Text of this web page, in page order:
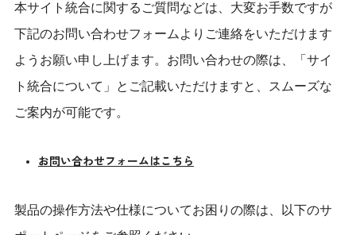
本サイト統合に関するご質問などは、大変お手数ですが
下記のお問い合わせフォームよりご連絡をいただけます
ようお願い申し上げます。お問い合わせの際は、「サイ
ト統合について」とご記載いただけますと、スムーズな
ご案内が可能です。
お問い合わせフォームはこちら
製品の操作方法や仕様についてお困りの際は、以下のサ